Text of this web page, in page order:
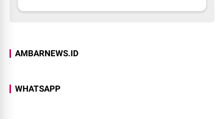
AMBARNEWS.ID
WHATSAPP